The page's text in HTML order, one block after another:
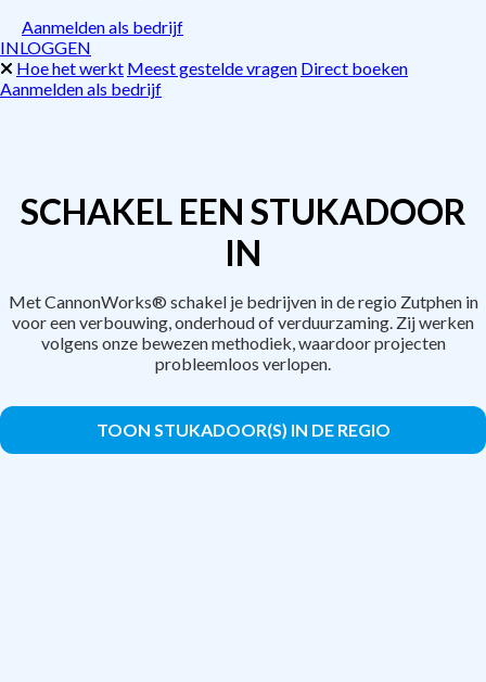
Aanmelden als bedrijf
INLOGGEN
Hoe het werkt Meest gestelde vragen Direct boeken
Aanmelden als bedrijf
SCHAKEL EEN STUKADOOR
IN
Met CannonWorks® schakel je bedrijven in de regio Zutphen in
voor een verbouwing, onderhoud of verduurzaming. Zij werken
volgens onze bewezen methodiek, waardoor projecten
probleemloos verlopen.
TOON STUKADOOR(S) IN DE REGIO